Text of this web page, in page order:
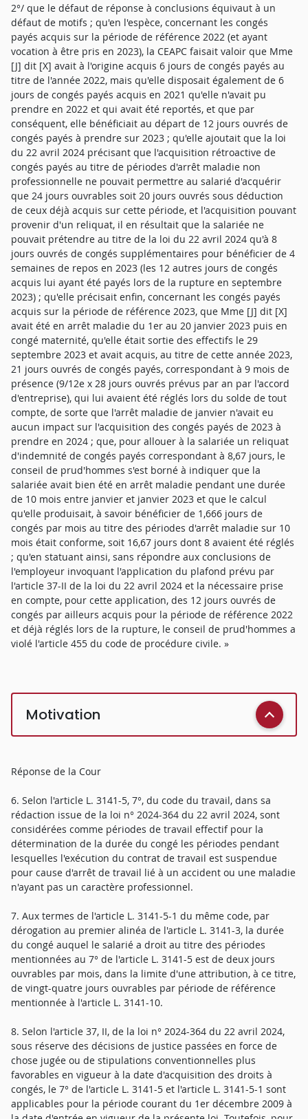
2°/ que le défaut de réponse à conclusions équivaut à un
défaut de motifs ; qu'en l'espèce, concernant les congés
payés acquis sur la période de référence 2022 (et ayant
vocation à être pris en 2023), la CEAPC faisait valoir que Mme
[J] dit [X] avait à l'origine acquis 6 jours de congés payés au
titre de l'année 2022, mais qu'elle disposait également de 6
jours de congés payés acquis en 2021 qu'elle n'avait pu
prendre en 2022 et qui avait été reportés, et que par
conséquent, elle bénéficiait au départ de 12 jours ouvrés de
congés payés à prendre sur 2023 ; qu'elle ajoutait que la loi
du 22 avril 2024 précisant que l'acquisition rétroactive de
congés payés au titre de périodes d'arrêt maladie non
professionnelle ne pouvait permettre au salarié d'acquérir
que 24 jours ouvrables soit 20 jours ouvrés sous déduction
de ceux déjà acquis sur cette période, et l'acquisition pouvant
provenir d'un reliquat, il en résultait que la salariée ne
pouvait prétendre au titre de la loi du 22 avril 2024 qu'à 8
jours ouvrés de congés supplémentaires pour bénéficier de 4
semaines de repos en 2023 (les 12 autres jours de congés
acquis lui ayant été payés lors de la rupture en septembre
2023) ; qu'elle précisait enfin, concernant les congés payés
acquis sur la période de référence 2023, que Mme [J] dit [X]
avait été en arrêt maladie du 1er au 20 janvier 2023 puis en
congé maternité, qu'elle était sortie des effectifs le 29
septembre 2023 et avait acquis, au titre de cette année 2023,
21 jours ouvrés de congés payés, correspondant à 9 mois de
présence (9/12e x 28 jours ouvrés prévus par an par l'accord
d'entreprise), qui lui avaient été réglés lors du solde de tout
compte, de sorte que l'arrêt maladie de janvier n'avait eu
aucun impact sur l'acquisition des congés payés de 2023 à
prendre en 2024 ; que, pour allouer à la salariée un reliquat
d'indemnité de congés payés correspondant à 8,67 jours, le
conseil de prud'hommes s'est borné à indiquer que la
salariée avait bien été en arrêt maladie pendant une durée
de 10 mois entre janvier et janvier 2023 et que le calcul
qu'elle produisait, à savoir bénéficier de 1,666 jours de
congés par mois au titre des périodes d'arrêt maladie sur 10
mois était conforme, soit 16,67 jours dont 8 avaient été réglés
; qu'en statuant ainsi, sans répondre aux conclusions de
l'employeur invoquant l'application du plafond prévu par
l'article 37-II de la loi du 22 avril 2024 et la nécessaire prise
en compte, pour cette application, des 12 jours ouvrés de
congés par ailleurs acquis pour la période de référence 2022
et déjà réglés lors de la rupture, le conseil de prud'hommes a
violé l'article 455 du code de procédure civile. »
Motivation
Réponse de la Cour
6. Selon l'article L. 3141-5, 7°, du code du travail, dans sa
rédaction issue de la loi n° 2024-364 du 22 avril 2024, sont
considérées comme périodes de travail effectif pour la
détermination de la durée du congé les périodes pendant
lesquelles l'exécution du contrat de travail est suspendue
pour cause d'arrêt de travail lié à un accident ou une maladie
n'ayant pas un caractère professionnel.
7. Aux termes de l'article L. 3141-5-1 du même code, par
dérogation au premier alinéa de l'article L. 3141-3, la durée
du congé auquel le salarié a droit au titre des périodes
mentionnées au 7° de l'article L. 3141-5 est de deux jours
ouvrables par mois, dans la limite d'une attribution, à ce titre,
de vingt-quatre jours ouvrables par période de référence
mentionnée à l'article L. 3141-10.
8. Selon l'article 37, II, de la loi n° 2024-364 du 22 avril 2024,
sous réserve des décisions de justice passées en force de
chose jugée ou de stipulations conventionnelles plus
favorables en vigueur à la date d'acquisition des droits à
congés, le 7° de l'article L. 3141-5 et l'article L. 3141-5-1 sont
applicables pour la période courant du 1er décembre 2009 à